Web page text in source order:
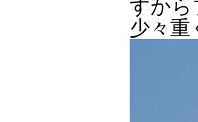
すから
少々重